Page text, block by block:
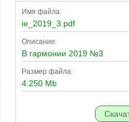
Имя файла:
ie_2019_3.pdf
Описание:
В гармонии 2019 №3
Размер файла:
4.250 Mb